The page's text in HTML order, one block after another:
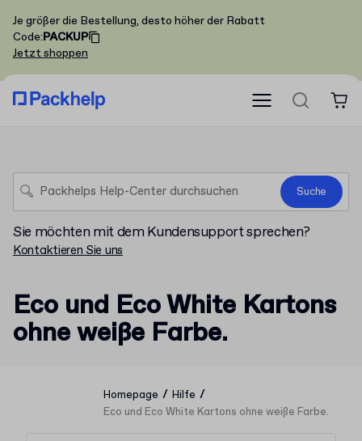
Je größer die Bestellung, desto höher der Rabatt
Code:PACKUP
Jetzt shoppen
Suche
Sie möchten mit dem Kundensupport sprechen?
Kontaktieren Sie uns
Eco und Eco White Kartons
ohne weiße Farbe.
Homepage / Hilfe /
Eco und Eco White Kartons ohne weiße Farbe.